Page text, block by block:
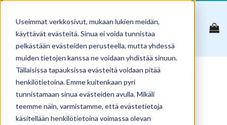
Useimmat verkkosivut, mukaan lukien meidän,
käyttävät evästeitä. Sinua ei voida tunnistaa
pelkästään evästeiden perusteella, mutta yhdessä
muiden tietojen kanssa ne voidaan yhdistää sinuun.
Tällaisissa tapauksissa evästeitä voidaan pitää
henkilötietoina. Emme kuitenkaan pyri
tunnistamaan sinua evästeiden avulla. Mikäli
teemme näin, varmistamme, että evästetietoja
käsitellään henkilötietoina voimassa olevan
Skip
content
TAG ARCHIVES: GOOGLE ANALYTICS
UUTISET